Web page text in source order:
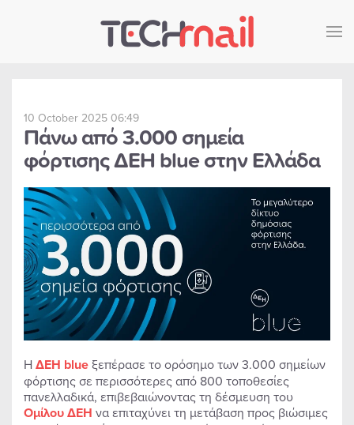
Skip to main content
10 October 2025 06:49
Πάνω από 3.000 σημεία
φόρτισης ΔΕΗ blue στην Ελλάδα
ΗΔΕΗ blueξεπέρασε το ορόσημο των 3.000 σημείων
φόρτισης σε περισσότερες από 800 τοποθεσίες
πανελλαδικά, επιβεβαιώνοντας τη δέσμευση του
Ομίλου ΔΕΗ να επιταχύνει τη μετάβαση προς βιώσιμες